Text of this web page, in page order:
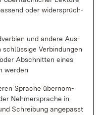
oder wi­der­sprüch­
und an­de­re Aus­
Ver­bin­dun­gen
Ab­schnit­ten ei­nes
wer­den
Spra­che über­nom­
Neh­mer­spra­che in
Schrei­bung an­ge­passt